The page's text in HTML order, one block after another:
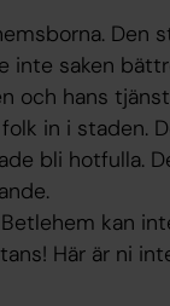
Den
saken
och hans
in i staden.
bli hotfulla.
kan
Här är ni